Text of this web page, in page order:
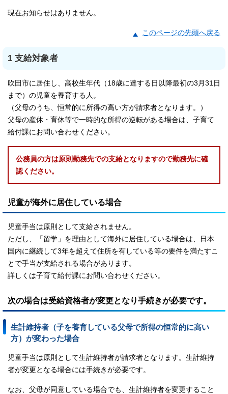
現在お知らせはありません。
このページの先頭へ戻る
1 支給対象者
吹田市に居住し、高校生年代（18歳に達する日以降最初の3月31日
まで）の児童を養育する人。
（父母のうち、恒常的に所得の高い方が請求者となります。）
父母の産休・育休等で一時的な所得の逆転がある場合は、子育て
給付課にお問い合わせください。
公務員の方は原則勤務先での支給となりますので勤務先に確
認ください。
児童が海外に居住している場合
児童手当は原則として支給されません。
ただし、「留学」を理由として海外に居住している場合は、日本
国内に継続して3年を超えて住所を有している等の要件を満たすこ
とで手当が支給される場合があります。
詳しくは子育て給付課にお問い合わせください。
次の場合は受給資格者が変更となり手続きが必要です。
生計維持者（子を養育している父母で所得の恒常的に高い
方）が変わった場合
児童手当は原則として生計維持者が請求者となります。生計維持
者が変更となる場合には手続きが必要です。
なお、父母が同意している場合でも、生計維持者を変更すること